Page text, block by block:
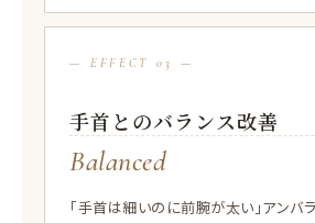
— EFFECT 03 —
手首とのバランス改善
Balanced
「手首は細いのに前腕が太い」アンバ